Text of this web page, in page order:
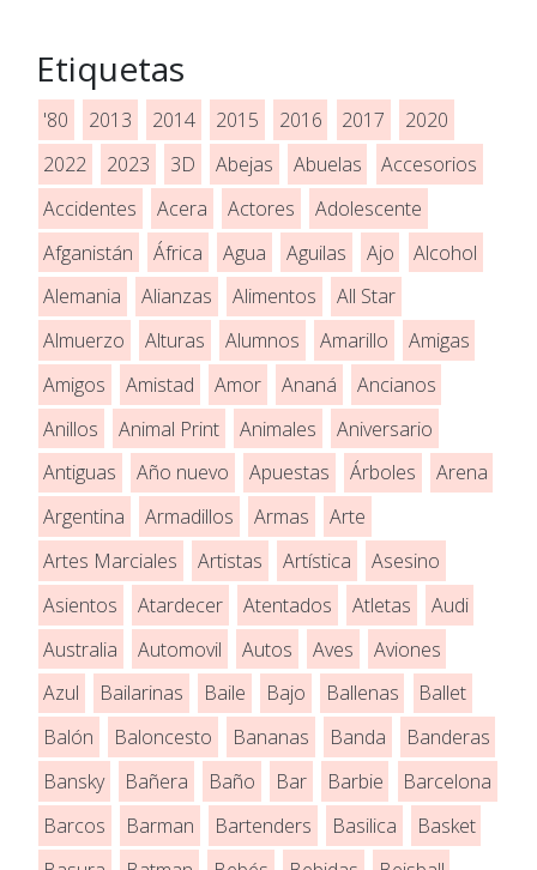
Etiquetas
'80 2013 2014 2015 2016 2017
2020
2022
2023 3D Abejas Abuelas
Accesorios
Accidentes
Acera Actores
Adolescente
Afganistán
África Agua Aguilas Ajo
Alcohol
Alemania
Alianzas Alimentos
All Star
Almuerzo
Alturas Alumnos Amarillo
Amigas
Amigos
Amistad Amor Ananá
Ancianos
Anillos
Animal Print Animales
Aniversario
Antiguas
Año nuevo Apuestas Árboles
Arena
Argentina
Armadillos Armas
Arte
Artes Marciales
Artistas Artística
Asesino
Asientos
Atardecer Atentados Atletas
Audi
Australia
Automovil Autos Aves
Aviones
Azul
Bailarinas Baile Bajo Ballenas
Ballet
Balón
Baloncesto Bananas Banda
Banderas
Bansky
Bañera Baño Bar Barbie
Barcelona
Barcos
Barman Bartenders Basilica
Basket